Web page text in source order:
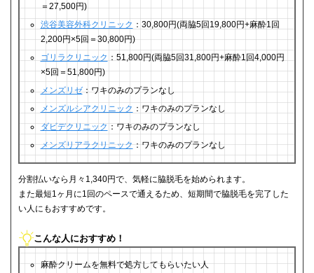
＝27,500円)
渋谷美容外科クリニック ：30,800円(両脇5回19,800円+麻酔1回
2,200円×5回＝30,800円)
ゴリラクリニック ：51,800円(両脇5回31,800円+麻酔1回4,000円
×5回＝51,800円)
メンズリゼ：ワキのみのプランなし
メンズルシアクリニック ：ワキのみのプランなし
ダビデクリニック：ワキのみのプランなし
メンズリアラクリニック：ワキのみのプランなし
分割払いなら月々1,340円で、気軽に脇脱毛を始められます。
また最短1ヶ月に1回のペースで通えるため、短期間で脇脱毛を完了した
い人にもおすすめです。
こんな人におすすめ！
麻酔クリームを無料で処方してもらいたい人